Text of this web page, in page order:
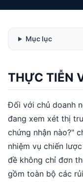
Mục lục
THỰC TIỄN
Đối với chủ doanh
đang xem xét thị
chứng nhận nào?"
nhiệm vụ chiến
đề không chỉ đơn
gồm toàn bộ các